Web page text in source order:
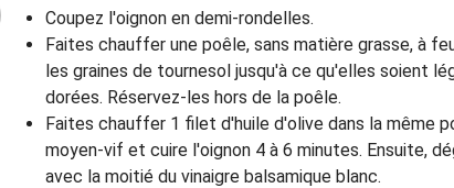
Coupez l'oignon en demi-rondelles.
Faites chauffer une poêle, sans matière grasse, à
les graines de tournesol jusqu'à ce qu'elles soient
dorées. Réservez-les hors de la poêle.
Faites chauffer 1 filet d'huile d'olive dans la même
moyen-vif et cuire l'oignon 4 à 6 minutes. Ensuite,
avec la moitié du vinaigre balsamique blanc.